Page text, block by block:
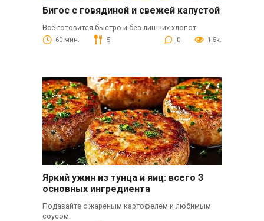
Бигос с говядиной и свежей капустой
Всё готовится быстро и без лишних хлопот.
60 мин. 5 0 1.5к.
Яркий ужин из тунца и яиц: всего 3
основных ингредиента
Подавайте с жареным картофелем и любимым
соусом.